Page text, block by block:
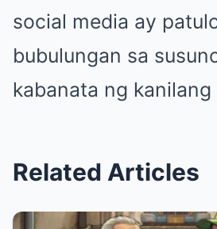
social media ay
bubulungan sa
kabanata ng
Related Articles